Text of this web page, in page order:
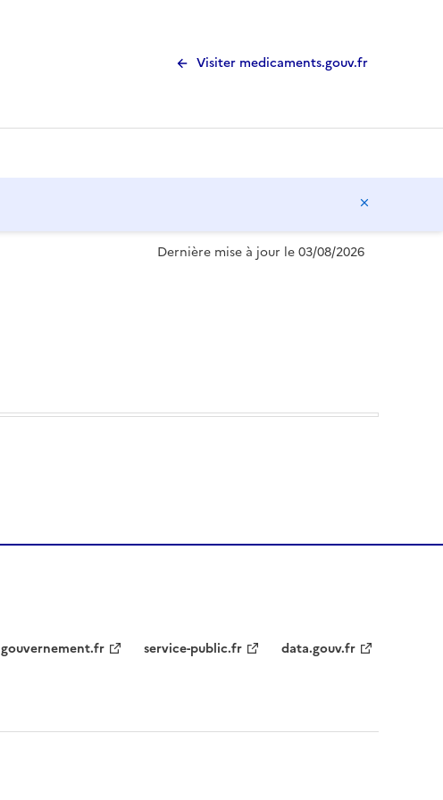
Visiter medicaments.gouv.fr
Dernière mise à jour le 03/08/2026
gouvernement.fr service-public.fr data.gouv.fr